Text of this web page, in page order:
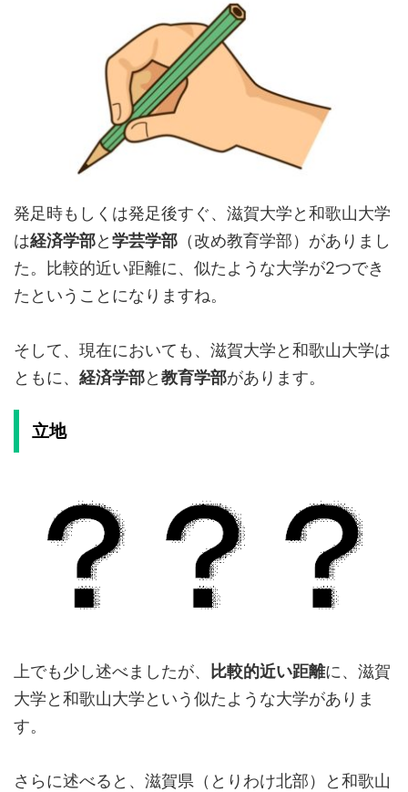
発足時もしくは発足後すぐ、滋賀大学と和歌山大学
は経済学部と学芸学部 （改め教育学部）がありまし
た。比較的近い距離に、似たような大学が2つでき
たということになりますね。
そして、現在においても、滋賀大学と和歌山大学は
ともに、 経済学部と教育学部があります。
立地
上でも少し述べましたが、 比較的近い距離に、滋賀
大学と和歌山大学という似たような大学がありま
す。
さらに述べると、滋賀県（とりわけ北部）と和歌山